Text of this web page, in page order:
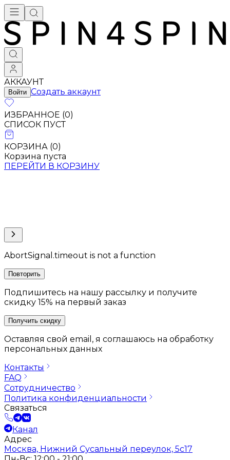
АККАУНТ
Войти Создать аккаунт
ИЗБРАННОЕ (0)
СПИСОК ПУСТ
КОРЗИНА (0)
Корзина пуста
ПЕРЕЙТИ В КОРЗИНУ
AbortSignal.timeout is not a function
Повторить
Подпишитесь на нашу рассылку и получите
скидку 15% на первый заказ
Получить скидку
Оставляя свой email, я соглашаюсь на обработку
персональных данных
Контакты
FAQ
Сотрудничество
Политика конфиденциальности
Связаться
Канал
Адрес
Москва, Нижний Сусальный переулок, 5с17